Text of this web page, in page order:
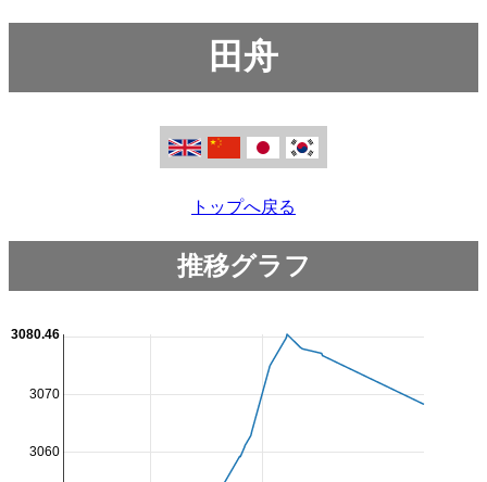
田舟
トップへ戻る
推移グラフ
3060
3070
3080.46